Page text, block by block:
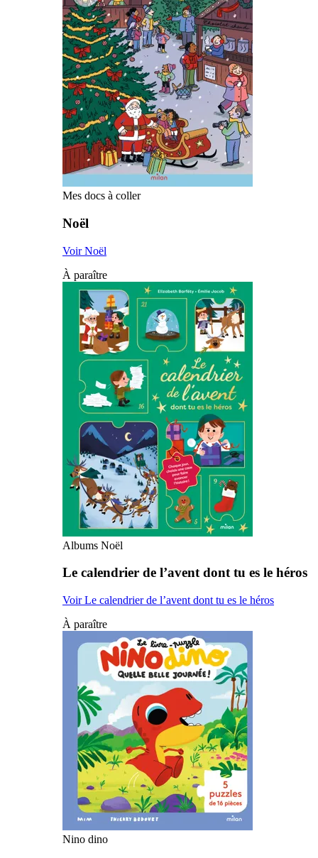
Mes docs à coller
Noël
Voir Noël
À paraître
Albums Noël
Le calendrier de l’avent dont tu es le héros
Voir Le calendrier de l’avent dont tu es le héros
À paraître
Nino dino